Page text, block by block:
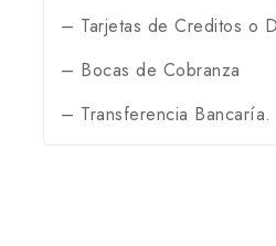
– Tarjetas de Creditos o
– Bocas de Cobranza
– Transferencia Bancaría.